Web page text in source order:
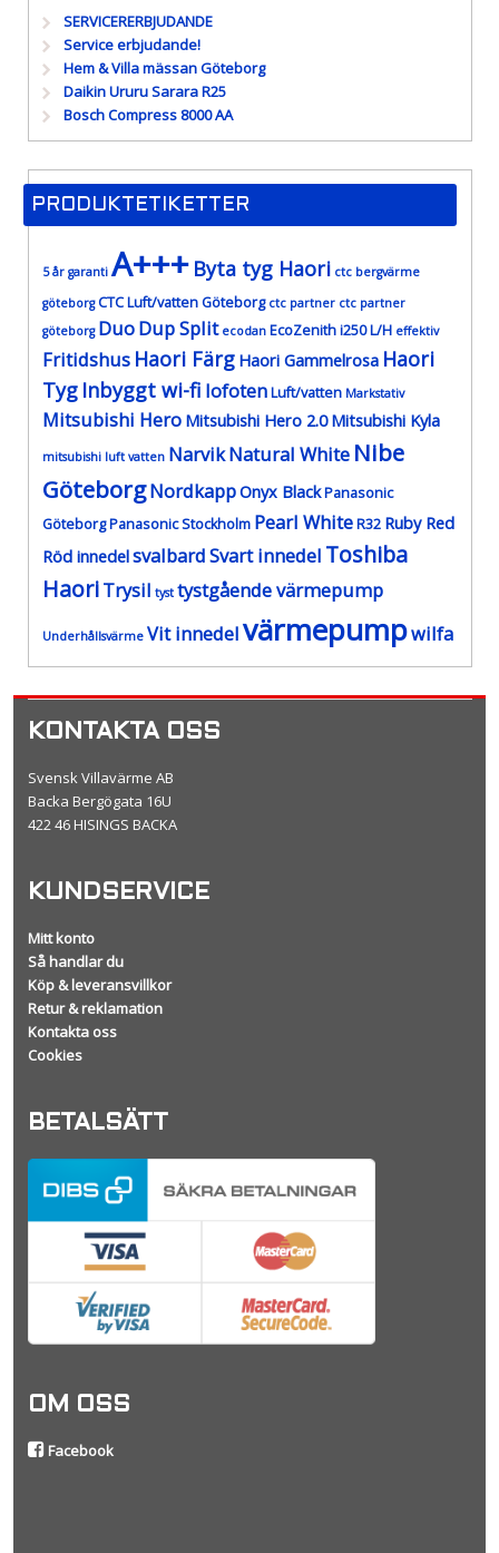
SERVICERERBJUDANDE
Service erbjudande!
Hem & Villa mässan Göteborg
Daikin Ururu Sarara R25
Bosch Compress 8000 AA
PRODUKTETIKETTER
5 år garanti A+++ Byta tyg Haori ctc bergvärme
göteborg CTC Luft/vatten Göteborg ctc partner ctc partner
göteborg DuoDup Split ecodan EcoZenith i250 L/H effektiv
Fritidshus Haori Färg Haori Gammelrosa Haori
Tyg Inbyggt wi-fi lofotenLuft/vatten Markstativ
Mitsubishi Hero Mitsubishi Hero 2.0 Mitsubishi Kyla
mitsubishi luft vatten NarvikNatural White Nibe
GöteborgNordkappOnyx BlackPanasonic
GöteborgPanasonic Stockholm Pearl WhiteR32 Ruby Red
Röd innedelsvalbardSvart innedel Toshiba
HaoriTrysil tyst tystgående värmepump
Underhållsvärme Vit innedelvärmepumpwilfa
KONTAKTA OSS
Svensk Villavärme AB
Backa Bergögata 16U
422 46 HISINGS BACKA
KUNDSERVICE
Mitt konto
Så handlar du
Köp & leveransvillkor
Retur & reklamation
Kontakta oss
Cookies
BETALSÄTT
OM OSS
Facebook